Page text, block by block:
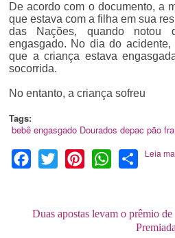
De acordo com o documento, a
que estava com a filha em sua
das Nações, quando
engasgado. No dia do
que a criança estava
socorrida.
No entanto, a criança sofreu
Tags:
bebê engasgado Dourados depac pão
Facebook
Twitter PinterestWhatsApp
Share
Leia
Duas apostas levam o prêmio
Premiada